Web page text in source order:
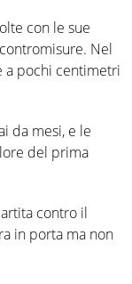
con le sue
Nel
a pochi centimetri
da mesi, e le
del prima
contro il
in porta ma non